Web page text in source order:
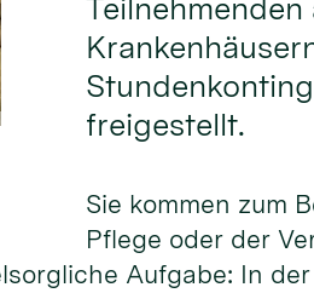
freigestellt.
Sie kommen zum
Pflege oder der
Aufgabe: In